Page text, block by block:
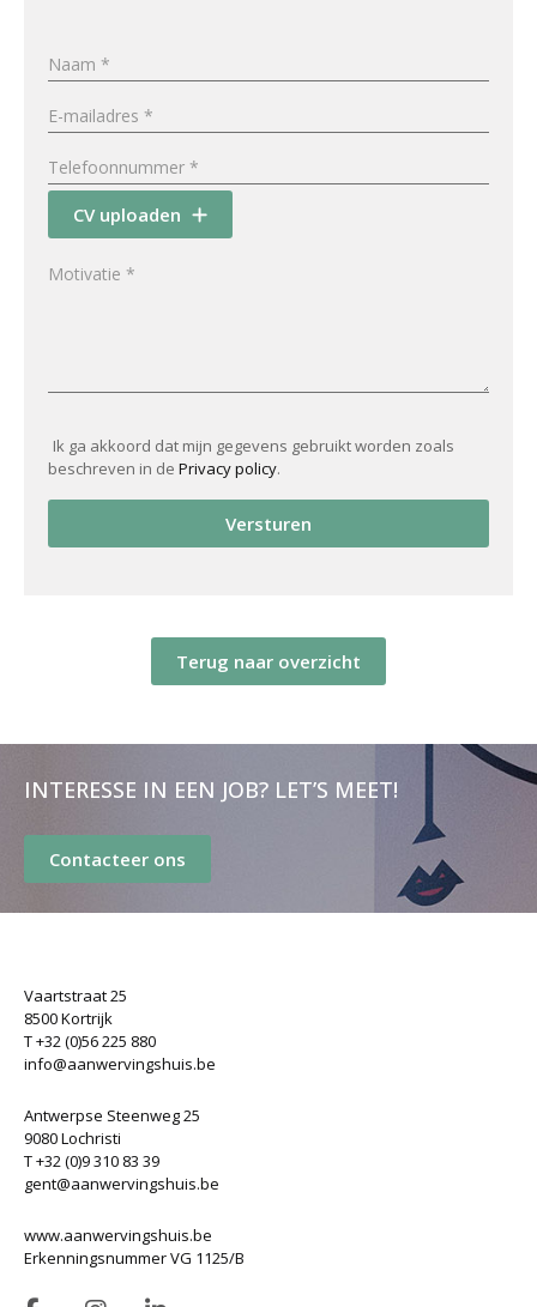
CV uploaden
Ik ga akkoord dat mijn gegevens gebruikt worden zoals
beschreven in de Privacy policy.
Versturen
Terug naar overzicht
INTERESSE IN EEN JOB? LET’S MEET!
Contacteer ons
Vaartstraat 25
8500 Kortrijk
T +32 (0)56 225 880
info@aanwervingshuis.be
Antwerpse Steenweg 25
9080 Lochristi
T +32 (0)9 310 83 39
gent@aanwervingshuis.be
www.aanwervingshuis.be
Erkenningsnummer VG 1125/B